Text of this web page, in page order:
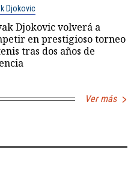
Djokovic
Djokovic volverá a
en prestigioso torneo
tras dos años de
Ver más